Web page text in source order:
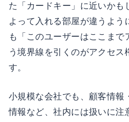
た「カードキー」に近いかも
よって入れる部屋が違うよう
も「このユーザーはここまで
う境界線を引くのがアクセス
す。
小規模な会社でも、顧客情報
情報など、社内には扱いに注